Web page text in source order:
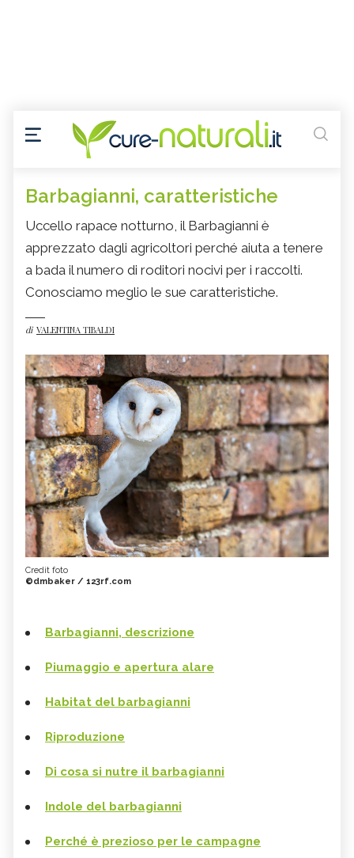
Barbagianni, caratteristiche
Uccello rapace notturno, il Barbagianni è
apprezzato dagli agricoltori perché aiuta a tenere
a bada il numero di roditori nocivi per i raccolti.
Conosciamo meglio le sue caratteristiche.
di VALENTINA TIBALDI
Credit foto
©dmbaker / 123rf.com
Barbagianni, descrizione
Piumaggio e apertura alare
Habitat del barbagianni
Riproduzione
Di cosa si nutre il barbagianni
Indole del barbagianni
Perché è prezioso per le campagne